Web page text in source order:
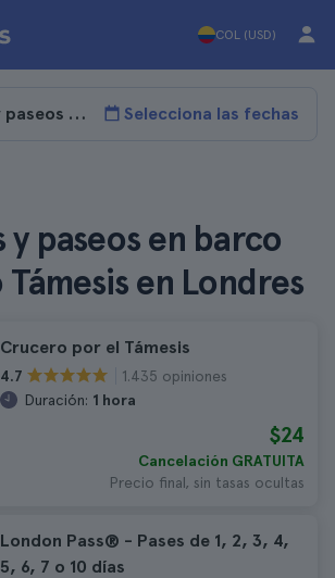
COL (USD)
Selecciona las fechas
paseos en barco
en Londres
Crucero por el Támesis
4.7
1.435 opiniones
Duración: 1 hora
$24
Cancelación GRATUITA
Precio final, sin tasas ocultas
London Pass® - Pases de 1, 2, 3, 4,
5, 6, 7 o 10 días